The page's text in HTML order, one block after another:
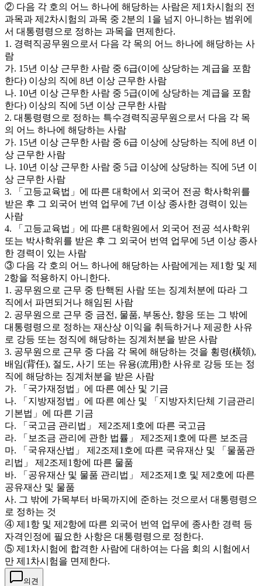
② 다음 각 호의 어느 하나에 해당하는 사람은 제1차시험의 전
과목과 제2차시험의 과목 중 2분의 1을 넘지 아니하는 범위에
서 대통령령으로 정하는 과목을 면제한다.
1. 경력직공무원으로서 다음 각 목의 어느 하나에 해당하는 사
람
가. 15년 이상 근무한 사람 중 6급(이에 상당하는 계급을 포함
한다) 이상의 직에 8년 이상 근무한 사람
나. 10년 이상 근무한 사람 중 5급(이에 상당하는 계급을 포함
한다) 이상의 직에 5년 이상 근무한 사람
2. 대통령령으로 정하는 특수경력직공무원으로서 다음 각 목
의 어느 하나에 해당하는 사람
가. 15년 이상 근무한 사람 중 6급 이상에 상당하는 직에 8년 이
상 근무한 사람
나. 10년 이상 근무한 사람 중 5급 이상에 상당하는 직에 5년 이
상 근무한 사람
3. 「고등교육법」에 따른 대학에서 외국어 전공 학사학위를
받은 후 그 외국어 번역 업무에 7년 이상 종사한 경력이 있는
사람
4. 「고등교육법」에 따른 대학원에서 외국어 전공 석사학위
또는 박사학위를 받은 후 그 외국어 번역 업무에 5년 이상 종사
한 경력이 있는 사람
③ 다음 각 호의 어느 하나에 해당하는 사람에게는 제1항 및 제
2항을 적용하지 아니한다.
1. 공무원으로 근무 중 탄핵된 사람 또는 징계처분에 따라 그
직에서 파면되거나 해임된 사람
2. 공무원으로 근무 중 금전, 물품, 부동산, 향응 또는 그 밖에
대통령령으로 정하는 재산상 이익을 취득하거나 제공한 사유
로 강등 또는 정직에 해당하는 징계처분을 받은 사람
3. 공무원으로 근무 중 다음 각 목에 해당하는 것을 횡령(橫領),
배임(背任), 절도, 사기 또는 유용(流用)한 사유로 강등 또는 정
직에 해당하는 징계처분을 받은 사람
가. 「국가재정법」에 따른 예산 및 기금
나. 「지방재정법」에 따른 예산 및 「지방자치단체 기금관리
기본법」에 따른 기금
다. 「국고금 관리법」 제2조제1호에 따른 국고금
라. 「보조금 관리에 관한 법률」 제2조제1호에 따른 보조금
마. 「국유재산법」 제2조제1호에 따른 국유재산 및 「물품관
리법」 제2조제1항에 따른 물품
바. 「공유재산 및 물품 관리법」 제2조제1호 및 제2호에 따른
공유재산 및 물품
사. 그 밖에 가목부터 바목까지에 준하는 것으로서 대통령령으
로 정하는 것
④ 제1항 및 제2항에 따른 외국어 번역 업무에 종사한 경력 등
자격인정에 필요한 사항은 대통령령으로 정한다.
⑤ 제1차시험에 합격한 사람에 대하여는 다음 회의 시험에서
만 제1차시험을 면제한다.
의견